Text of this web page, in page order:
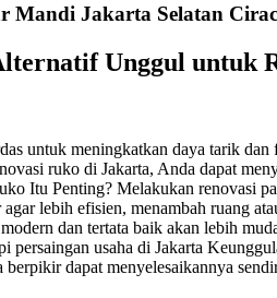
Mandi Jakarta Selatan
Unggul untuk
untuk meningkatkan daya tarik
ruko di Jakarta, Anda dapat
Itu Penting? Melakukan renovasi
lebih efisien, menambah ruang
dan tertata baik akan lebih
persaingan usaha di Jakarta
dapat menyelesaikannya